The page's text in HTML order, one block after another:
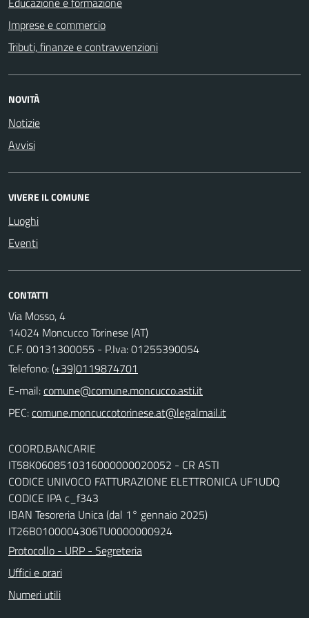
Imprese e commercio
Tributi, finanze e contravvenzioni
NOVITÀ
Notizie
Avvisi
VIVERE IL COMUNE
Luoghi
Eventi
CONTATTI
Via Mosso, 4
14024 Moncucco Torinese (AT)
C.F. 00131300055 - P.Iva: 01255390054
Telefono:(+39)0119874701
E-mail:comune@comune.moncucco.asti.it
PEC:comune.moncuccotorinese.at@legalmail.it
COORD.BANCARIE
IT58K0608510316000000020052 - CR ASTI
CODICE UNIVOCO FATTURAZIONE ELETTRONICA UF1UDQ
CODICE IPA c_f343
IBAN Tesoreria Unica (dal 1° gennaio 2025)
IT26B0100004306TU0000000924
Protocollo - URP - Segreteria
Uffici e orari
Numeri utili